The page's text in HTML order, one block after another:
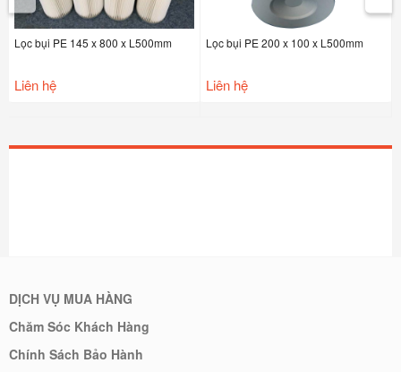
Lọc bụi PE 145 x 800 x L500mm
Liên hệ
Lọc bụi PE 200 x 100 x L500mm
Liên hệ
DỊCH VỤ MUA HÀNG
Chăm Sóc Khách Hàng
Chính Sách Bảo Hành